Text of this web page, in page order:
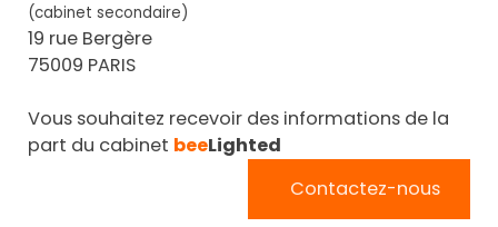
(cabinet secondaire)
19 rue Bergère
75009 PARIS
Vous souhaitez recevoir des informations de la
part du cabinet beeLighted
Contactez-nous